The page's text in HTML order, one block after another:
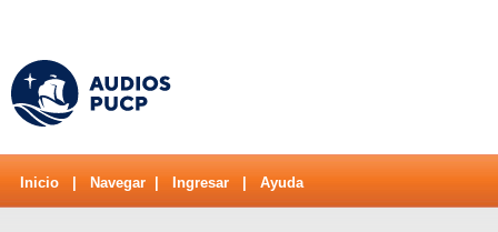
Inicio Navegar Ingresar Ayuda